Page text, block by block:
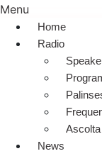
Menu
Home
Radio
News